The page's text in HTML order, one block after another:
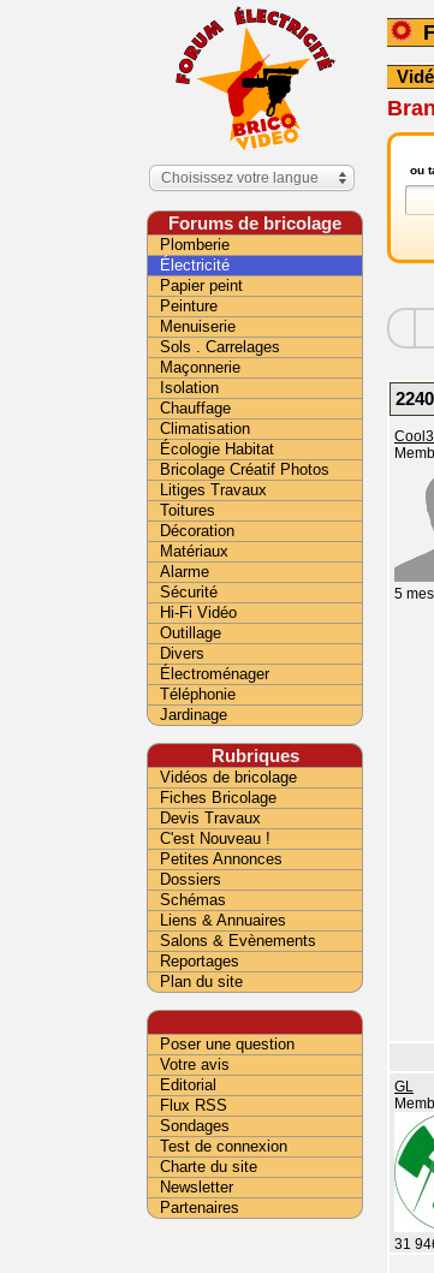
ou
5
GL
31
Choisissez votre langue
Forums de bricolage
Plomberie
Électricité
Papier peint
Peinture
Menuiserie
Sols . Carrelages
Maçonnerie
Isolation
Chauffage
Climatisation
Écologie Habitat
Bricolage Créatif Photos
Litiges Travaux
Toitures
Décoration
Matériaux
Alarme
Sécurité
Hi-Fi Vidéo
Outillage
Divers
Électroménager
Téléphonie
Jardinage
Rubriques
Vidéos de bricolage
Fiches Bricolage
Devis Travaux
C'est Nouveau !
Petites Annonces
Dossiers
Schémas
Liens & Annuaires
Salons & Evènements
Reportages
Plan du site
Poser une question
Votre avis
Editorial
Flux RSS
Sondages
Test de connexion
Charte du site
Newsletter
Partenaires